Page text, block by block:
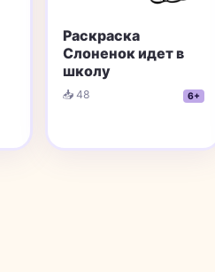
Раскраска
Слоненок идет в
школу
📥 48 6+